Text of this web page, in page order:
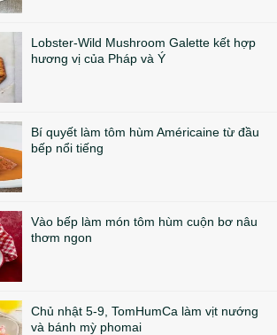
Lobster-Wild Mushroom Galette kết hợp
hương vị của Pháp và Ý
Bí quyết làm tôm hùm Américaine từ đầu
bếp nổi tiếng
Vào bếp làm món tôm hùm cuộn bơ nâu
thơm ngon
Chủ nhật 5-9, TomHumCa làm vịt nướng
và bánh mỳ phomai